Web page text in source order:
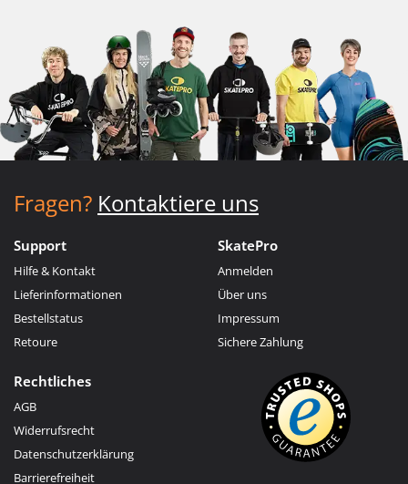
Fragen? Kontaktiere uns
Support
Hilfe & Kontakt
Lieferinformationen
Bestellstatus
Retoure
SkatePro
Anmelden
Über uns
Impressum
Sichere Zahlung
Rechtliches
AGB
Widerrufsrecht
Datenschutzerklärung
Barrierefreiheit